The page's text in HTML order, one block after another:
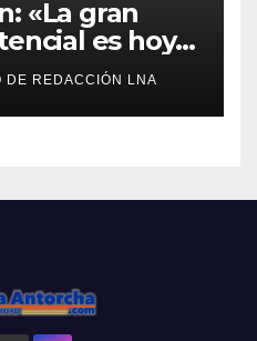
«La gran
es hoy
soberanía»
DE REDACCIÓN LNA